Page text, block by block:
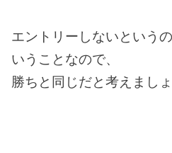
エントリーしないという
いうことなので、
勝ちと同じだと考えましょ